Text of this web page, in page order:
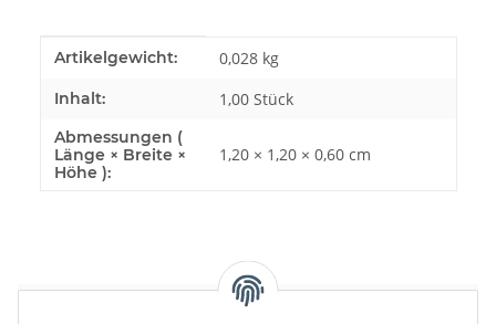
Produkteigenschaft
Wert
Artikelgewicht: 0,028 kg
Inhalt: 1,00 Stück
Abmessungen (
Länge × Breite ×
Höhe ):
1,20 × 1,20 × 0,60 cm